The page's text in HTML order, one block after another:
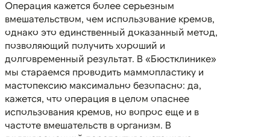
Операция кажется более серьезным
вмешательством, чем использование кремов,
однако это единственный доказанный метод,
позволяющий получить хороший и
долговременный результат. В «Бюстклинике»
мы стараемся проводить маммопластику и
мастопексию максимально безопасно: да,
кажется, что операция в целом опаснее
использования кремов, но вопрос еще и в
частоте вмешательств в организм. В